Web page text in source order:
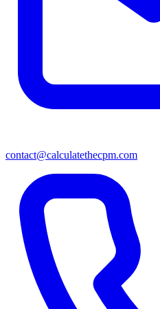
contact@calculatethecpm.com